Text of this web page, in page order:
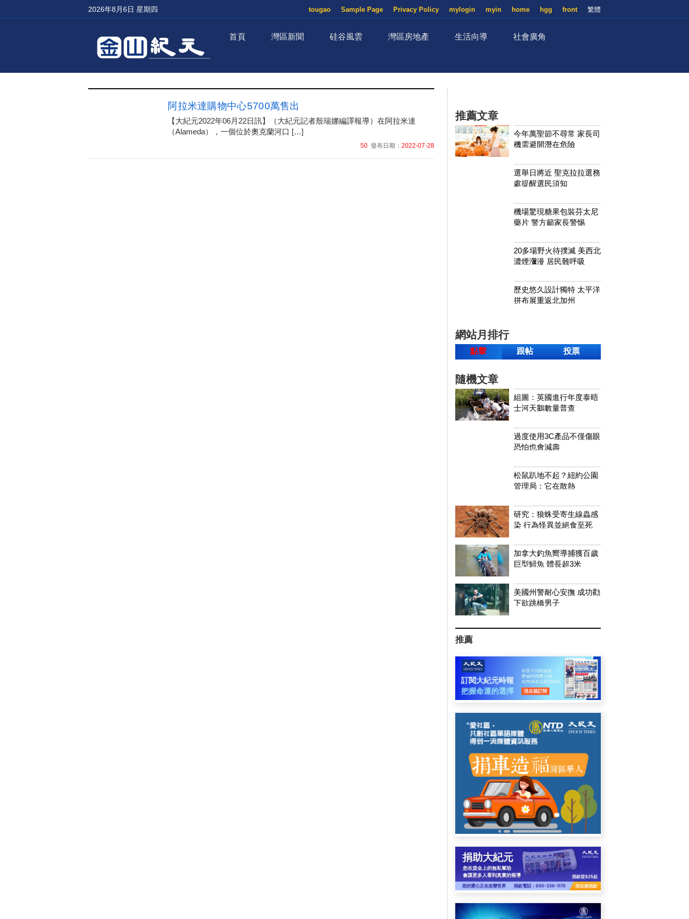
2026年8月6日 星期四 繁體
front
hgg
home
myin
mylogin
Privacy Policy
Sample Page
tougao
首頁 灣區新聞 硅谷風雲 灣區房地產 生活向導 社會廣角
阿拉米達購物中心5700萬售出
【大紀元2022年06月22日訊】（大紀元記者殷瑞娜編譯報導）在阿拉米達
（Alameda），一個位於奧克蘭河口 […]
50 發布日期： 2022-07-28
推薦文章
今年萬聖節不尋常 家長司
機需避開潛在危險
選舉日將近 聖克拉拉選務
處提醒選民須知
機場驚現糖果包裝芬太尼
藥片 警方籲家長警惕
20多場野火待撲滅 美西北
濃煙瀰漫 居民難呼吸
歷史悠久設計獨特 太平洋
拼布展重返北加州
網站月排行
點擊 跟帖 投票
隨機文章
組圖：英國進行年度泰晤
士河天鵝數量普查
過度使用3C產品不僅傷眼
恐怕也會減壽
松鼠趴地不起？紐約公園
管理局：它在散熱
研究：狼蛛受寄生線蟲感
染 行為怪異並絕食至死
加拿大釣魚嚮導捕獲百歲
巨型鱘魚 體長超3米
美國州警耐心安撫 成功勸
下欲跳橋男子
推薦